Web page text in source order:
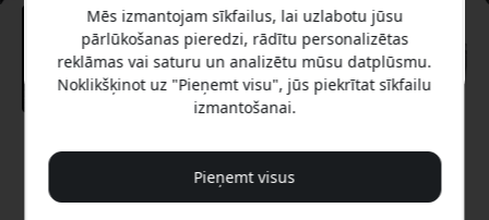
Ieteicamā cena
24.99 EUR
Mēs izmantojam sīkfailus, lai uzlabotu jūsu
pārlūkošanas pieredzi, rādītu personalizētas
reklāmas vai saturu un analizētu mūsu datplūsmu.
Noklikšķinot uz "Pieņemt visu", jūs piekrītat sīkfailu
izmantošanai.
Pieņemt visus
Nē, es labāk maksātu pilnu cenu.